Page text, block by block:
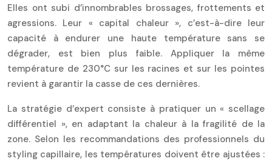
Elles ont subi d’innombrables brossages, frottements et
agressions. Leur « capital chaleur », c’est-à-dire leur
capacité à endurer une haute température sans se
dégrader, est bien plus faible. Appliquer la même
température de 230°C sur les racines et sur les pointes
revient à garantir la casse de ces dernières.
La stratégie d’expert consiste à pratiquer un « scellage
différentiel », en adaptant la chaleur à la fragilité de la
zone. Selon les recommandations des professionnels du
styling capillaire, les températures doivent être ajustées :